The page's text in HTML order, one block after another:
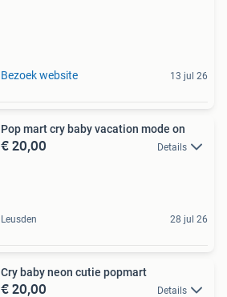
Bezoek website 13 jul 26
Pop mart cry baby vacation mode on
€ 20,00 Details
Leusden 28 jul 26
Cry baby neon cutie popmart
€ 20,00 Details